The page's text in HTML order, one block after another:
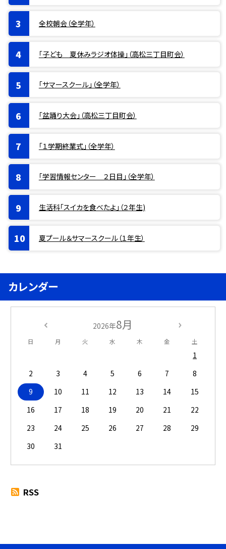
全校朝会（全学年）
「子ども 夏休みラジオ体操」（高松三丁目町会）
「サマースクール」（全学年）
「盆踊り大会」（高松三丁目町会）
「１学期終業式」（全学年）
「学習情報センター ２日目」（全学年）
生活科「スイカを食べたよ」（２年生)
夏プール＆サマースクール（１年生）
カレンダー
2026年8月
日 月 火 水 木 金 土
1
2
3 4 5 6 7
8
9
10 11 12 13 14
15
16
17 18 19 20 21
22
23
24 25 26 27 28
29
30
31
RSS